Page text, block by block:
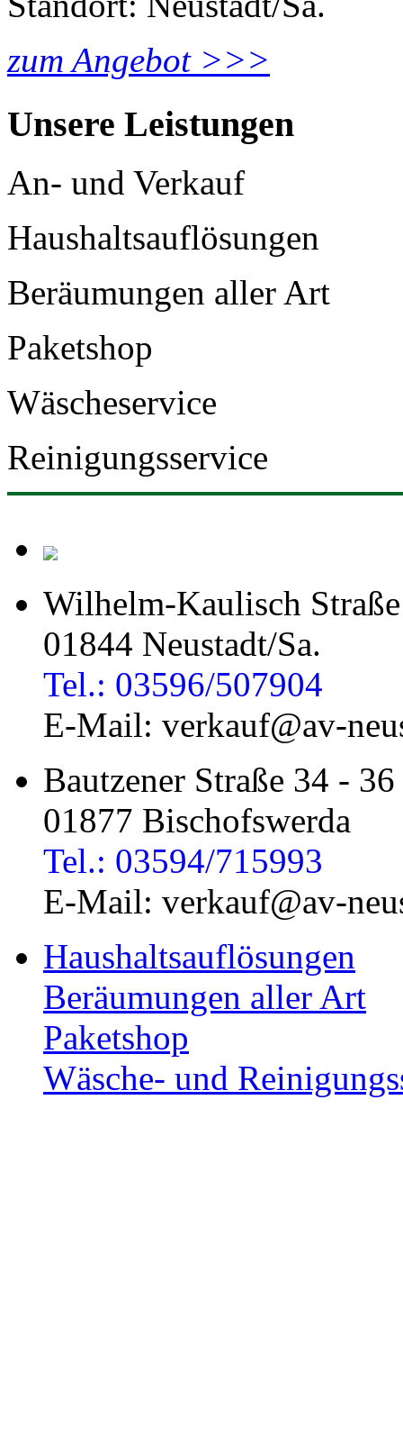
zum Angebot >>>
Unsere Leistungen
An- und Verkauf
Haushaltsauflösungen
Beräumungen aller Art
Paketshop
Wäscheservice
Reinigungsservice
Wilhelm-Kaulisch
01844 Neustadt/Sa.
Tel.: 03596/507904
E-Mail: verkauf@av-
Bautzener Straße 34 - 36
01877 Bischofswerda
Tel.: 03594/715993
E-Mail: verkauf@av-
Haushaltsauflösungen
Beräumungen aller Art
Paketshop
Wäsche- und